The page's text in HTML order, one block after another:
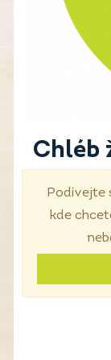
Chléb
Podívejte
kde